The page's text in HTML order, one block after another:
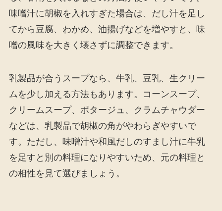
味噌汁に胡椒を入れすぎた場合は、だし汁を足し
てから豆腐、わかめ、油揚げなどを増やすと、味
噌の風味を大きく壊さずに調整できます。
乳製品が合うスープなら、牛乳、豆乳、生クリー
ムを少し加える方法もあります。コーンスープ、
クリームスープ、ポタージュ、クラムチャウダー
などは、乳製品で胡椒の角がやわらぎやすいで
す。ただし、味噌汁や和風だしのすまし汁に牛乳
を足すと別の料理になりやすいため、元の料理と
の相性を見て選びましょう。